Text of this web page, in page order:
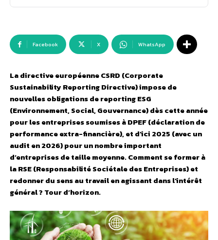
Facebook X WhatsApp
La directive européenne CSRD (Corporate
Sustainability Reporting Directive) impose de
nouvelles obligations de reporting ESG
(Environnement, Social, Gouvernance) dès cette année
pour les entreprises soumises à DPEF (déclaration de
performance extra-financière), et d’ici 2025 (avec un
audit en 2026) pour un nombre important
d’entreprises de taille moyenne. Comment se former à
la RSE (Responsabilité Sociétale des Entreprises) et
redonner du sens au travail en agissant dans l’intérêt
général ? Tour d’horizon.